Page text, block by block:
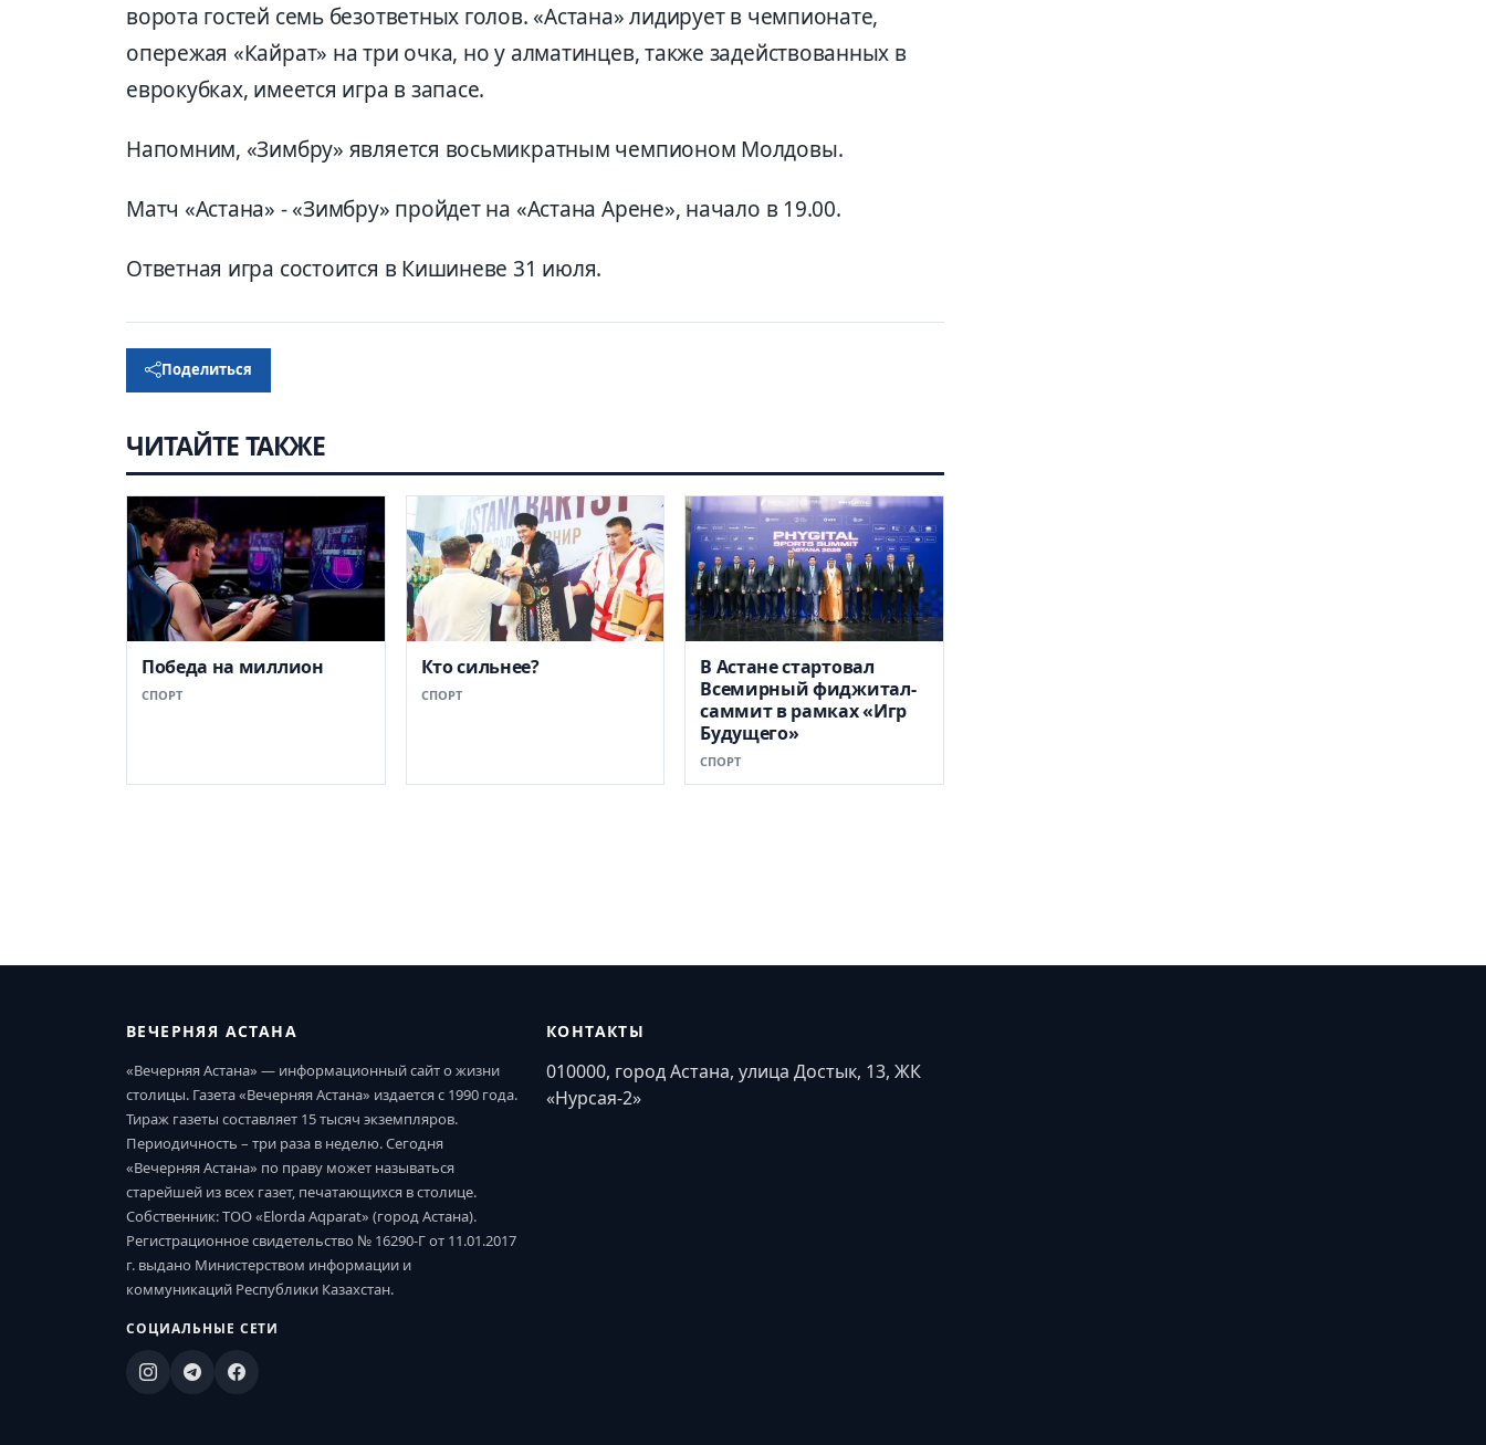
ворота гостей семь безответных голов. «Астана» лидирует в чемпионате,
опережая «Кайрат» на три очка, но у алматинцев, также задействованных в
еврокубках, имеется игра в запасе.
Напомним, «Зимбру» является восьмикратным чемпионом Молдовы.
Матч «Астана» - «Зимбру» пройдет на «Астана Арене», начало в 19.00.
Ответная игра состоится в Кишиневе 31 июля.
Поделиться
ЧИТАЙТЕ ТАКЖЕ
Победа на миллион
СПОРТ
Кто сильнее?
СПОРТ
В Астане стартовал
Всемирный фиджитал-
саммит в рамках «Игр
Будущего»
СПОРТ
ВЕЧЕРНЯЯ АСТАНА
«Вечерняя Астана» — информационный сайт о жизни
столицы. Газета «Вечерняя Астана» издается с 1990 года.
Тираж газеты составляет 15 тысяч экземпляров.
Периодичность – три раза в неделю. Сегодня
«Вечерняя Астана» по праву может называться
старейшей из всех газет, печатающихся в столице.
Собственник: ТОО «Elorda Aqparat» (город Астана).
Регистрационное свидетельство № 16290-Г от 11.01.2017
г. выдано Министерством информации и
коммуникаций Республики Казахстан.
СОЦИАЛЬНЫЕ СЕТИ
КОНТАКТЫ
010000, город Астана, улица Достык, 13, ЖК
«Нурсая-2»